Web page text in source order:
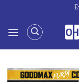
contenido